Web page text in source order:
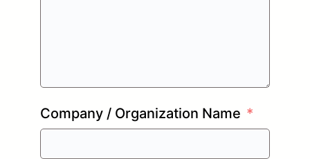
Company / Organization Name